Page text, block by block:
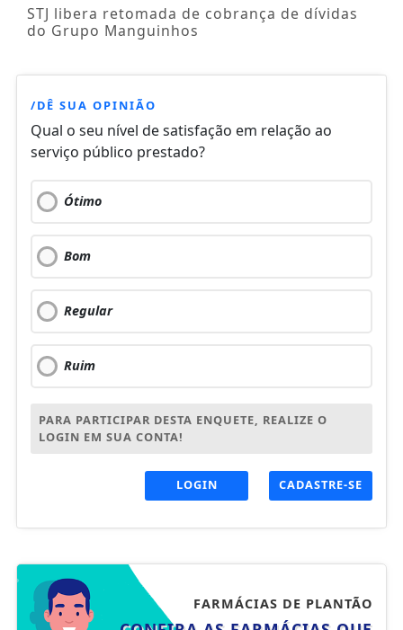
STJ libera retomada de cobrança de dívidas
do Grupo Manguinhos
/DÊ SUA OPINIÃO
Qual o seu nível de satisfação em relação ao
serviço público prestado?
Ótimo
Bom
Regular
Ruim
PARA PARTICIPAR DESTA ENQUETE, REALIZE O
LOGIN EM SUA CONTA!
LOGIN CADASTRE-SE
FARMÁCIAS DE PLANTÃO